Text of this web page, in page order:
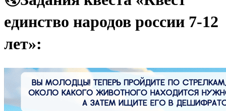
единство народов россии 7-12
лет»: